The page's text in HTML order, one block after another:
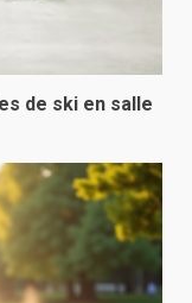
de ski en salle